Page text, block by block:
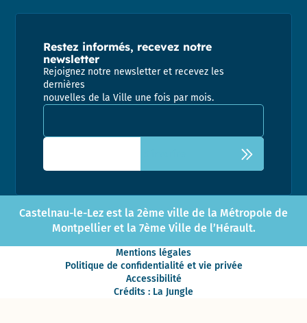
Restez informés, recevez notre
newsletter
Rejoignez notre newsletter et recevez les
dernières
nouvelles de la Ville une fois par mois.
Adresse email pour la newsletter
Castelnau-le-Lez est la 2ème ville de la Métropole de
Montpellier et la 7ème Ville de l’Hérault.
Mentions légales
Politique de confidentialité et vie privée
Accessibilité
Crédits : La Jungle